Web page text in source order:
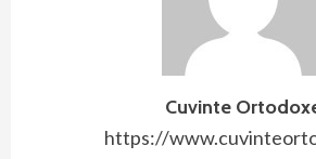
Cuvinte
https://